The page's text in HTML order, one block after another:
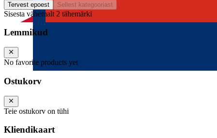
Tervest epoest Sellest kategooriast
Sisesta vähemalt 2 tähemärki
Lemmikud
No favorite products yet
Ostukorv
Teie ostukorv on tühi
Kliendikaart